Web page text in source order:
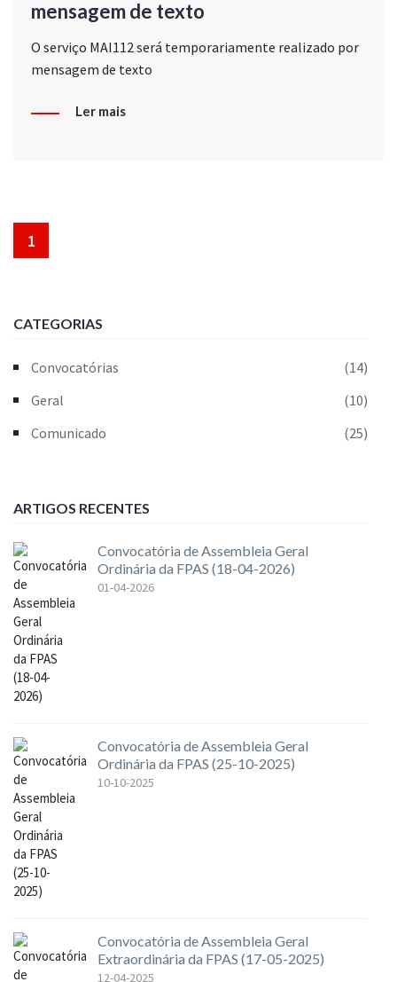
mensagem de texto
O serviço MAI112 será temporariamente realizado por
mensagem de texto
Ler mais
1
CATEGORIAS
Convocatórias
(14)
Geral
(10)
Comunicado
(25)
ARTIGOS RECENTES
Convocatória de Assembleia Geral
Ordinária da FPAS (18-04-2026)
01-04-2026
Convocatória de Assembleia Geral
Ordinária da FPAS (25-10-2025)
10-10-2025
Convocatória de Assembleia Geral
Extraordinária da FPAS (17-05-2025)
12-04-2025